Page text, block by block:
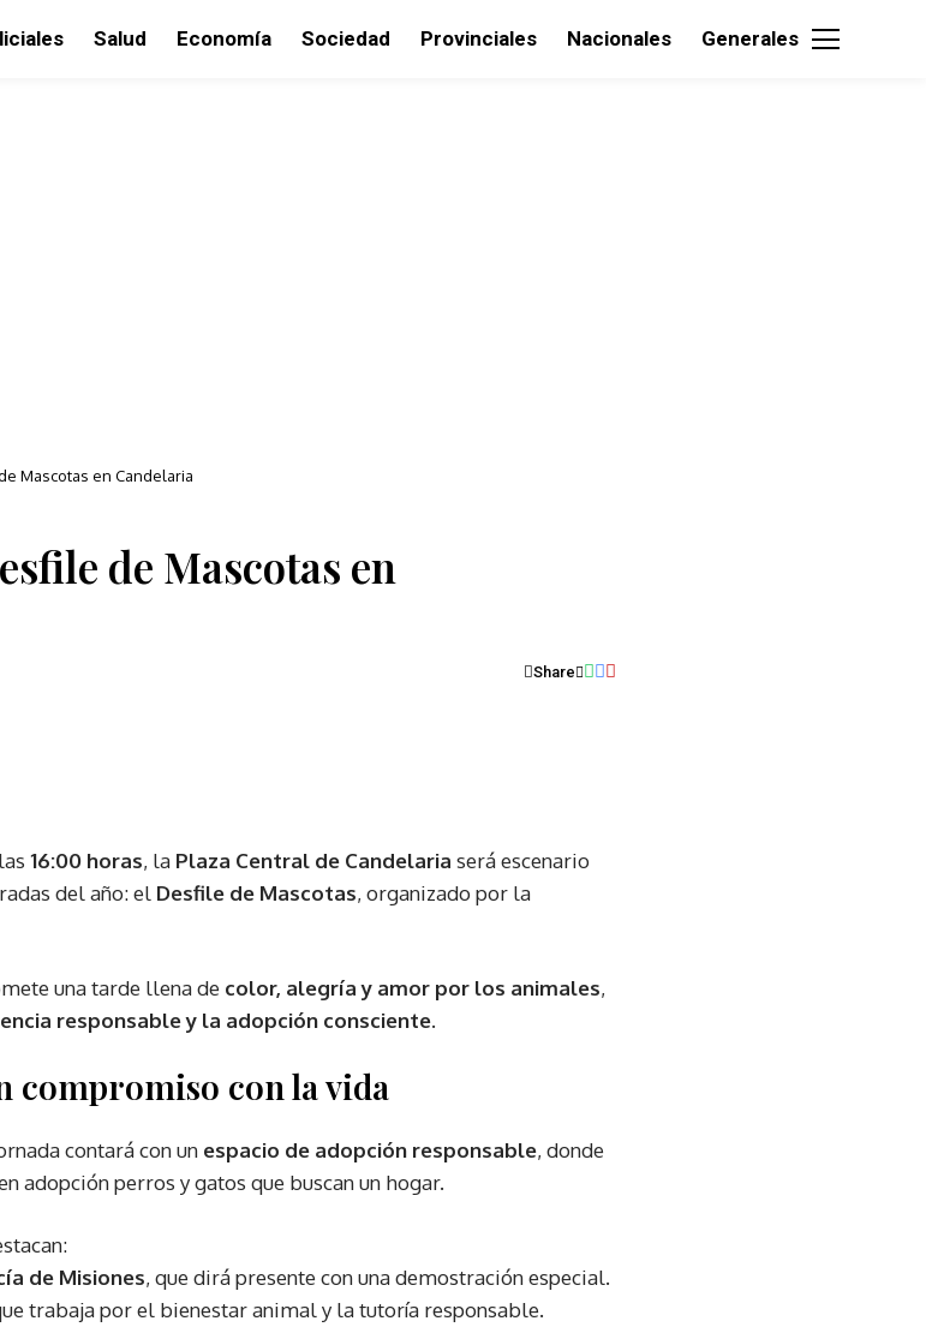
Salud Economía Sociedad Provinciales Nacionales Generales
Mascotas en Candelaria
de Mascotas en
Share
16:00 horas, la Plaza Central de Candelaria será escenario
del año: el Desfile de Mascotas, organizado por la
una tarde llena de color, alegría y amor por los animales,
responsable y la adopción consciente.
compromiso con la vida
contará con un espacio de adopción responsable, donde
adopción perros y gatos que buscan un hogar.
de Misiones, que dirá presente con una demostración especial.
trabaja por el bienestar animal y la tutoría responsable.